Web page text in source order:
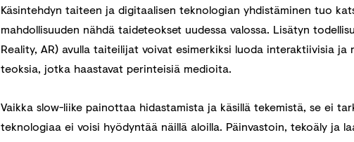
Käsintehdyn taiteen ja digitaalisen teknologian yhdistäminen tuo
mahdollisuuden nähdä taideteokset uudessa valossa. Lisätyn
Reality, AR) avulla taiteilijat voivat esimerkiksi luoda interaktiivisia ja
teoksia, jotka haastavat perinteisiä medioita.
Vaikka slow-liike painottaa hidastamista ja käsillä tekemistä, se ei
teknologiaa ei voisi hyödyntää näillä aloilla. Päinvastoin, tekoäly ja